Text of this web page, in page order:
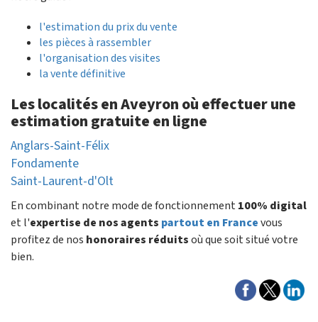
l'estimation du prix du vente
les pièces à rassembler
l'organisation des visites
la vente définitive
Les localités en Aveyron où effectuer une
estimation gratuite en ligne
Anglars-Saint-Félix
Fondamente
Saint-Laurent-d'Olt
En combinant notre mode de fonctionnement 100% digital
et l'expertise de nos agents partout en Francevous
profitez de nos honoraires réduitsoù que soit situé votre
bien.